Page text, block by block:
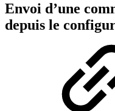
Envoi d’une
depuis le